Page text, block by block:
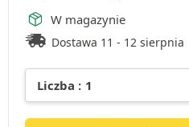
W magazynie
Dostawa 11 - 12 sierpnia